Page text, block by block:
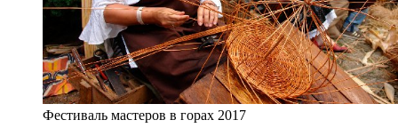
Фестиваль мастеров в горах 2017